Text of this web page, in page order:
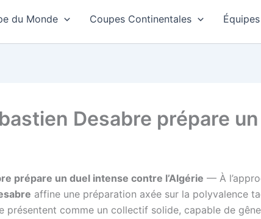
du Monde Coupes Continentales
Desabre prépare
prépare un duel intense contre l’Algérie — À
affine une préparation axée sur la polyvalence
présentent comme un collectif solide, capable de